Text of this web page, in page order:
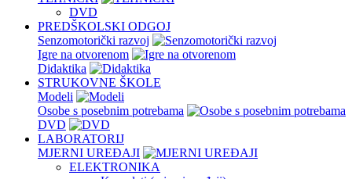
DVD
PREDŠKOLSKI ODGOJ
Senzomotorički razvoj
Igre na otvorenom
Didaktika
STRUKOVNE ŠKOLE
Modeli
Osobe s posebnim potrebama
DVD
LABORATORIJ
MJERNI UREĐAJI
ELEKTRONIKA